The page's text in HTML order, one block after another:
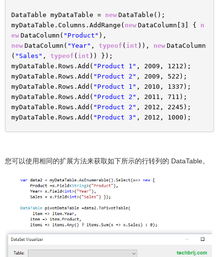
DataTable myDataTable = new DataTable();
myDataTable.Columns.AddRange( new DataColumn[3] { n
ew DataColumn( "Product" ),
new DataColumn( "Year" , typeof ( int )), new DataColumn
( "Sales" , typeof ( int )) });
myDataTable.Rows.Add( "Product 1" , 2009, 1212);
myDataTable.Rows.Add( "Product 2" , 2009, 522);
myDataTable.Rows.Add( "Product 1" , 2010, 1337);
myDataTable.Rows.Add( "Product 2" , 2011, 711);
myDataTable.Rows.Add( "Product 2" , 2012, 2245);
myDataTable.Rows.Add( "Product 3" , 2012, 1000);
您可以使用相同的扩展方法来获取如下所示的行转列的 DataTable。